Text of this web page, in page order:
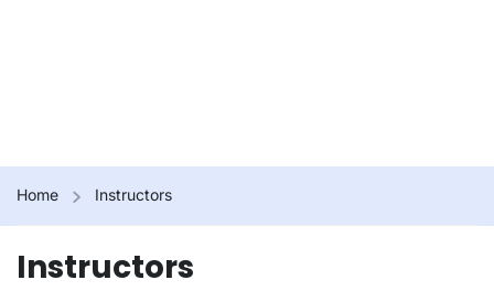
Home Instructors
Instructors